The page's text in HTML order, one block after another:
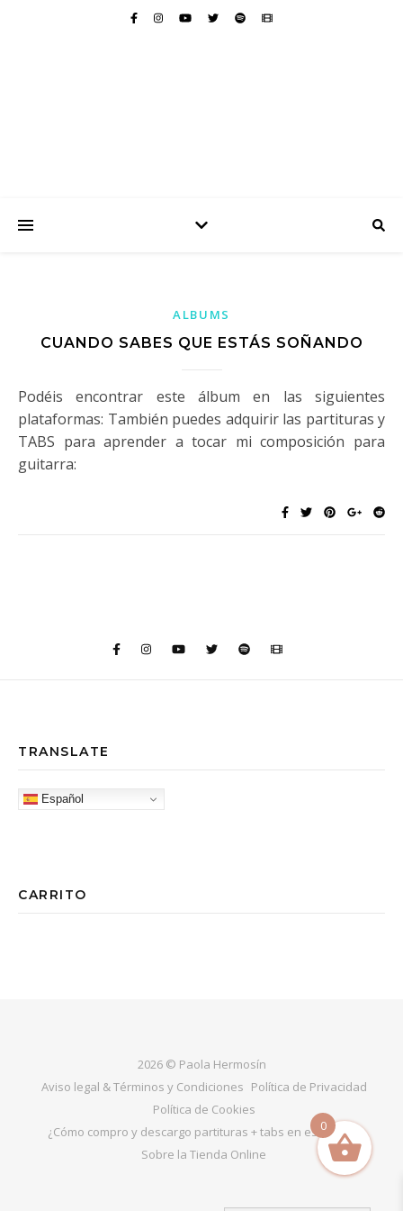
ALBUMS
CUANDO SABES QUE ESTÁS SOÑANDO
Podéis encontrar este álbum en las siguientes
plataformas: También puedes adquirir las partituras y
TABS para aprender a tocar mi composición para
guitarra:
TRANSLATE
Español
CARRITO
2026 © Paola Hermosín
Aviso legal & Términos y Condiciones Política de Privacidad
Política de Cookies
¿Cómo compro y descargo partituras + tabs en esta web?
Sobre la Tienda Online
0